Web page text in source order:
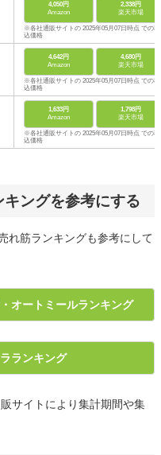
4,050円
Amazon
2,338円
楽天市場
※各社通販サイトの 2025年05月07日時点 での税
込価格
4,642円
Amazon
4,680円
楽天市場
※各社通販サイトの 2025年05月07日時点 での税
込価格
1,633円
Amazon
1,798円
楽天市場
※各社通販サイトの 2025年05月07日時点 での税
込価格
ングを参考にする
れ筋ランキングも参考にして
オートミールランキング
ランキング
サイトにより集計期間や集